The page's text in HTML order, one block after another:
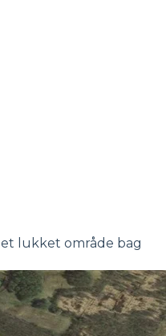
lukket område bag